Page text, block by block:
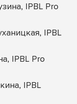
IPBL Pro
IPBL
IPBL Pro
IPBL